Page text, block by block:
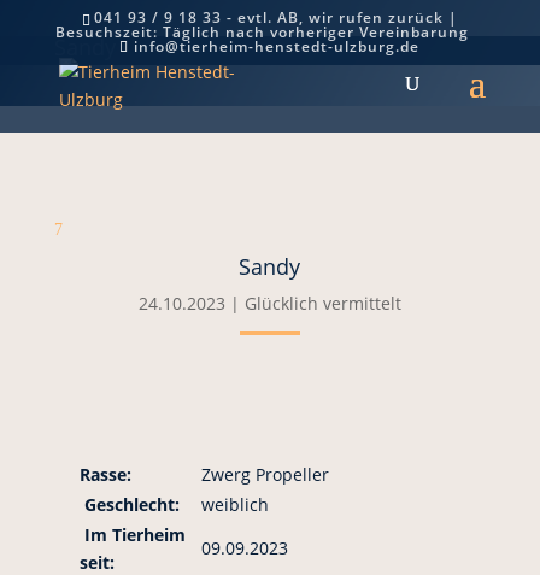
041 93 / 9 18 33 - evtl. AB, wir rufen zurück |
Besuchszeit: Täglich nach vorheriger Vereinbarung
info@tierheim-henstedt-ulzburg.de
Sandy
7
Sandy
24.10.2023 | Glücklich vermittelt
Rasse:
Zwerg Propeller
Geschlecht:
weiblich
Im Tierheim
seit:
09.09.2023